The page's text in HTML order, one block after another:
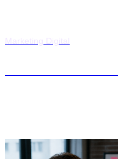
Marketing Digital